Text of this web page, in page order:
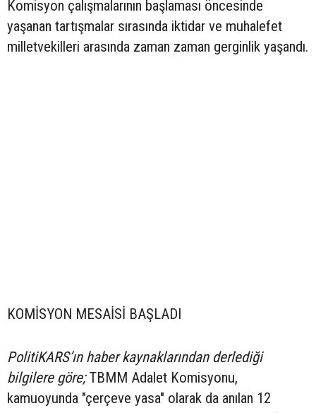
Komisyon çalışmalarının başlaması öncesinde
yaşanan tartışmalar sırasında iktidar ve muhalefet
milletvekilleri arasında zaman zaman gerginlik yaşandı.
KOMİSYON MESAİSİ BAŞLADI
PolitiKARS’ın haber kaynaklarından derlediği
bilgilere göre;TBMM Adalet Komisyonu,
kamuoyunda "çerçeve yasa" olarak da anılan 12